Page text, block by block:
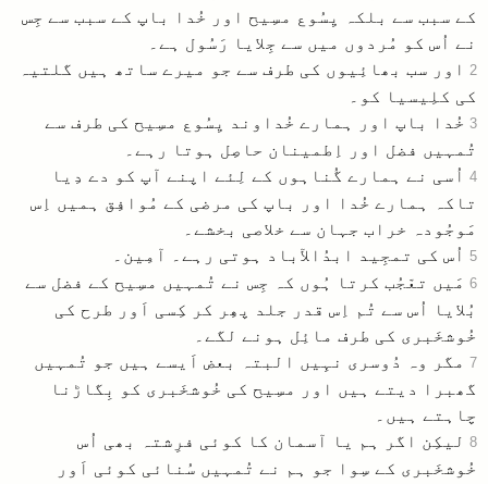
کے سبب سے بلکہ یِسُوع مسِیح اور خُدا باپ کے سبب سے جِس
نے اُس کو مُردوں میں سے جِلایا رَسُول ہے۔
2 اور سب بھائِیوں کی طرف سے جو میرے ساتھ ہیں گلتیہ
کی کلِیسیا کو۔
3 خُدا باپ اور ہمارے خُداوند یِسُوع مسِیح کی طرف سے
تُمہیں فضل اور اِطمینان حاصِل ہوتا رہے۔
4 اُسی نے ہمارے گُناہوں کے لِئے اپنے آپ کو دے دِیا
تاکہ ہمارے خُدا اور باپ کی مرضی کے مُوافِق ہمیں اِس
مَوجُودہ خراب جہان سے خلاصی بخشے۔
5 اُس کی تمجِید ابدُالآباد ہوتی رہے۔ آمِین۔
6 مَیں تعّجُب کرتا ہُوں کہ جِس نے تُمہیں مسِیح کے فضل سے
بُلایا اُس سے تُم اِس قدر جلد پھِر کر کِسی اَور طرح کی
خُوشخَبری کی طرف مائِل ہونے لگے۔
7 مگر وہ دُوسری نہِیں البتہ بعض اَیسے ہیں جو تُمہیں
گھبرا دیتے ہیں اور مسِیح کی خُوشخَبری کو بِگاڑنا
چاہتے ہیں۔
8 لیکِن اگر ہم یا آسمان کا کوئی فرِشتہ بھی اُس
خُوشخَبری کے سِوا جو ہم نے تُمہیں سُنائی کوئی اَور